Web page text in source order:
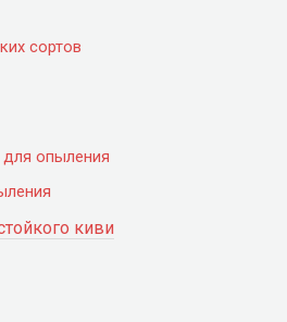
сортов
опыления
киви